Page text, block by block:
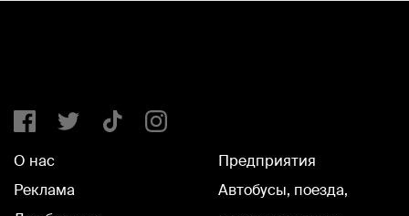
О нас
Реклама
Предприятия
Автобусы, поезда,